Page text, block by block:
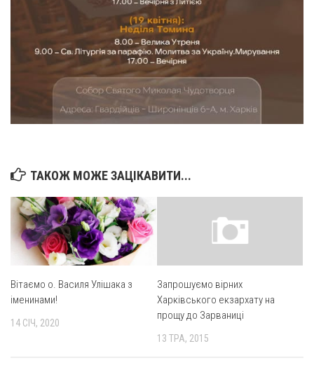
Монастир Успення Пресвятої Богородиці Сестер Чину
Святого Василія Великого
Комісії
Катехитична комісія
Комісія у справах родини
Спільноти
Квіти Слобожанщини
Харківщина
Полтавщина
Оголошення
Трансляції
ТАКОЖ МОЖЕ ЗАЦІКАВИТИ...
Вітаємо о. Василя Улішака з
іменинами!
14 СІЧ, 2020
Запрошуємо вірних
Харківського екзархату на
прощу до Зарваниці
13 ТРА, 2015